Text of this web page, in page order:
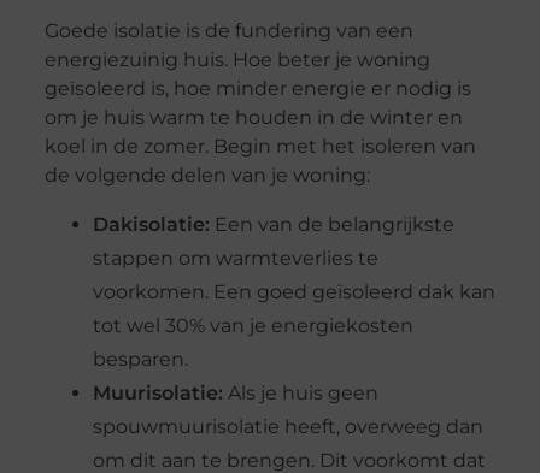
Goede isolatie is de fundering van een
energiezuinig huis. Hoe beter je woning
geïsoleerd is, hoe minder energie er nodig is
om je huis warm te houden in de winter en
koel in de zomer. Begin met het isoleren van
de volgende delen van je woning:
Dakisolatie: Een van de belangrijkste
stappen om warmteverlies te
voorkomen. Een goed geïsoleerd dak kan
tot wel 30% van je energiekosten
besparen.
Muurisolatie: Als je huis geen
spouwmuurisolatie heeft, overweeg dan
om dit aan te brengen. Dit voorkomt dat